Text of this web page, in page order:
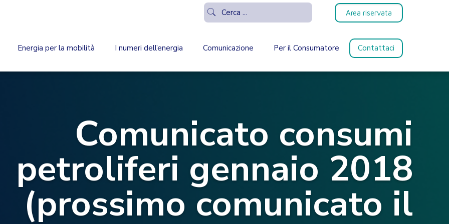
Area riservata
Energia per la mobilità I numeri dell’energia Comunicazione Per il Consumatore Contattaci
Comunicato consumi
petroliferi gennaio 2018
(prossimo comunicato il